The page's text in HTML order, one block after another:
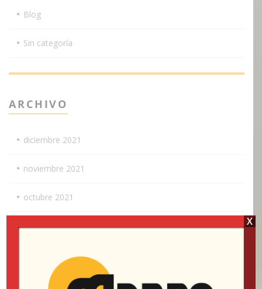
Blog
Sin categoría
ARCHIVO
diciembre 2021
noviembre 2021
octubre 2021
septiembre 2021
julio 2021
X